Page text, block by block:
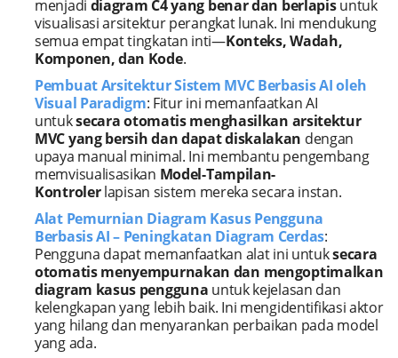
menjadi diagram C4 yang benar dan berlapis untuk
visualisasi arsitektur perangkat lunak. Ini mendukung
semua empat tingkatan inti—Konteks, Wadah,
Komponen, dan Kode.
Pembuat Arsitektur Sistem MVC Berbasis AI oleh
Visual Paradigm: Fitur ini memanfaatkan AI
untuksecara otomatis menghasilkan arsitektur
MVC yang bersih dan dapat diskalakan dengan
upaya manual minimal. Ini membantu pengembang
memvisualisasikan Model-Tampilan-
Kontroler lapisan sistem mereka secara instan.
Alat Pemurnian Diagram Kasus Pengguna
Berbasis AI – Peningkatan Diagram Cerdas:
Pengguna dapat memanfaatkan alat ini untuksecara
otomatis menyempurnakan dan mengoptimalkan
diagram kasus pengguna untuk kejelasan dan
kelengkapan yang lebih baik. Ini mengidentifikasi aktor
yang hilang dan menyarankan perbaikan pada model
yang ada.